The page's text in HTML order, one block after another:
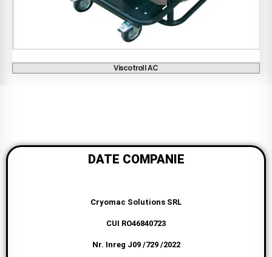
Indicator nivel electronic OCIO
DATE COMPANIE
Cryomac Solutions SRL
Nr. Inreg J09 /729 /2022